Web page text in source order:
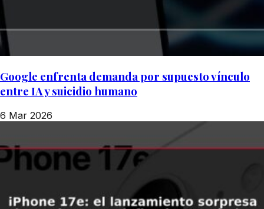
Google enfrenta demanda por supuesto vínculo
entre IA y suicidio humano
6 Mar 2026